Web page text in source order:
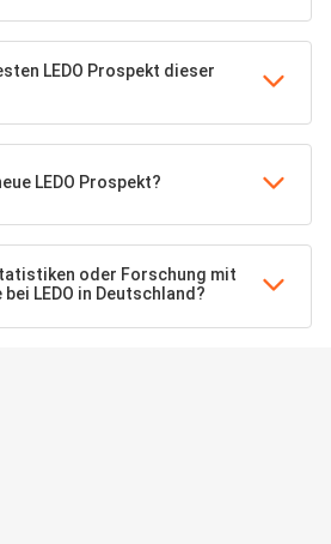
LEDO Prospekt dieser
LEDO Prospekt?
oder Forschung mit
LEDO in Deutschland?